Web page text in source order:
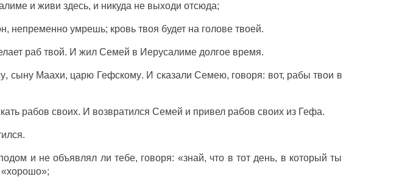
и живи здесь, и никуда не выходи отсюда;
, непременно умрешь; кровьтвоя будет на головетвоей.
рабтвой. И жил Семей в Иерусалиме долгое время.
, сыну Маахи, царю Гефскому. И сказали Семею, говоря: вот, рабы твои в
рабов своих. И возвратился Семей и привел рабов своих из Гефа.
.
и необъявлял ли тебе, говоря: «знай, что в тот день, в который ты
«хорошо»;